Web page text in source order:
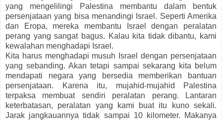
yang mengelilingi Palestina membantu dalam bentuk
persenjataan yang bisa menandingi Israel. Seperti Amerika
dan Eropa, mereka membantu Israel dengan peralatan
perang yang sangat bagus. Kalau kita tidak dibantu, kami
kewalahan menghadapi Israel.
Kita harus menghadapi musuh Israel dengan persenjataan
yang sebanding. Akan tetapi sampai sekarang kita belum
mendapati negara yang bersedia memberikan bantuan
persenjataan. Karena itu, mujahid-mujahid Palestina
terpaksa membuat sendiri peralatan perang. Lantaran
keterbatasan, peralatan yang kami buat itu kuno sekali.
Jarak jangkauannya tidak sampai 10 kilometer. Makanya